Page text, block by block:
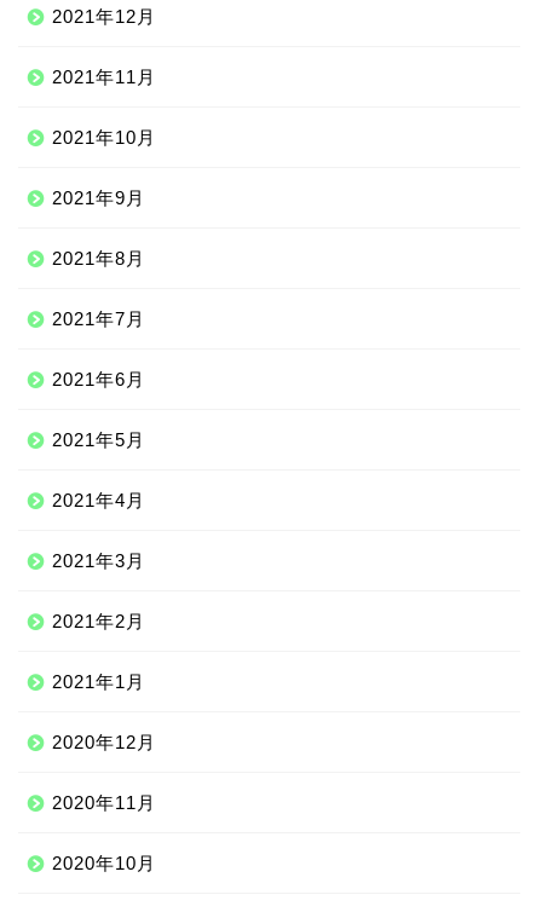
2021年12月
2021年11月
2021年10月
2021年9月
2021年8月
2021年7月
2021年6月
2021年5月
2021年4月
2021年3月
2021年2月
2021年1月
2020年12月
2020年11月
2020年10月